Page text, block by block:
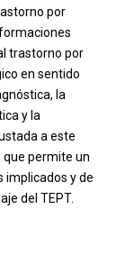
por
trastorno por
en sentido
la
y la
a este
permite un
implicados y de
del TEPT.